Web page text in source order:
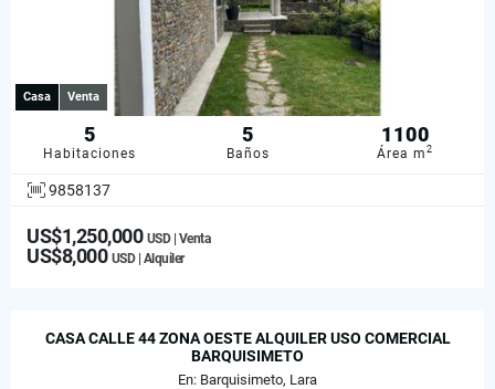
Casa Venta
5
Habitaciones
5
Baños
1100
Área m2
9858137
US$1,250,000 USD | Venta
US$8,000 USD | Alquiler
CASA CALLE 44 ZONA OESTE ALQUILER USO COMERCIAL
BARQUISIMETO
En: Barquisimeto, Lara